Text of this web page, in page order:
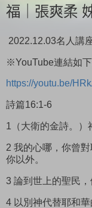
福｜張爽柔
2022.12.03名人講
※YouTube連結如
https://youtu.be/
詩篇16:1-6
1（大衛的金詩。）
2 我的心哪，你曾
你以外。
3 論到世上的聖民，
4 以別神代替耶和